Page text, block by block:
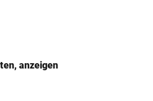
anzeigen